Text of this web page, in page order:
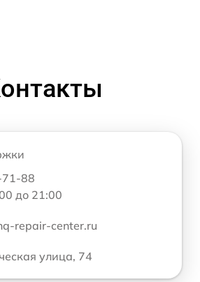
71-88
до 21:00
repair-center.ru
улица, 74